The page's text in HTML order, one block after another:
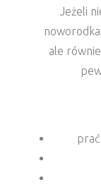
Jeżeli
ale